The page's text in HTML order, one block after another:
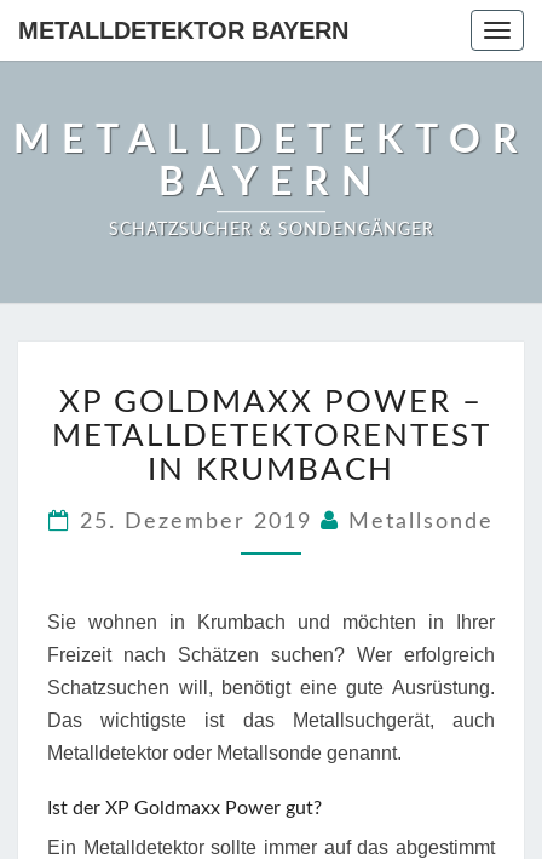
METALLDETEKTOR BAYERN
METALLDETEKTOR
BAYERN
SCHATZSUCHER & SONDENGÄNGER
GOLDMAXX
POWER
–
KRUMBACH
XP GOLDMAXX POWER –
METALLDETEKTORENTEST
IN KRUMBACH
25. Dezember 2019 Metallsonde
Sie wohnen in Krumbach und möchten in Ihrer
Freizeit nach Schätzen suchen? Wer erfolgreich
Schatzsuchen will, benötigt eine gute Ausrüstung.
Das wichtigste ist das Metallsuchgerät, auch
Metalldetektor oder Metallsonde genannt.
Ist der XP Goldmaxx Power gut?
Ein Metalldetektor sollte immer auf das abgestimmt